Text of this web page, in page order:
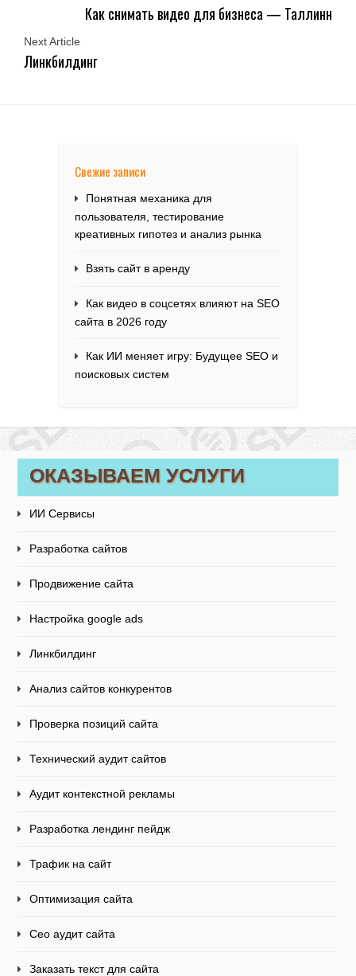
Как снимать видео для бизнеса — Таллинн
Next Article
Линкбилдинг
Свежие записи
Понятная механика для
пользователя, тестирование
креативных гипотез и анализ рынка
Взять сайт в аренду
Как видео в соцсетях влияют на SEO
сайта в 2026 году
Как ИИ меняет игру: Будущее SEO и
поисковых систем
ОКАЗЫВАЕМ УСЛУГИ
ИИ Сервисы
Разработка сайтов
Продвижение сайта
Настройка google ads
Линкбилдинг
Анализ сайтов конкурентов
Проверка позиций сайта
Технический аудит сайтов
Аудит контекстной рекламы
Разработка лендинг пейдж
Трафик на сайт
Оптимизация сайта
Сео аудит сайта
Заказать текст для сайта